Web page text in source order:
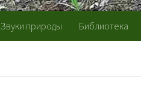
Звуки природы Библиотека